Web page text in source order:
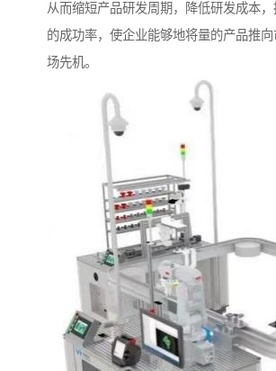
从而缩短产品研发周期，降低研发成本
的成功率，使企业能够地将量的产品推
场先机。